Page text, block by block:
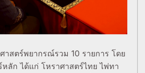
าสตร์พยากรณ์รวม 10 รายการ โดย
หลัก ได้แก่ โหราศาสตร์ไทย ไพ่ทา